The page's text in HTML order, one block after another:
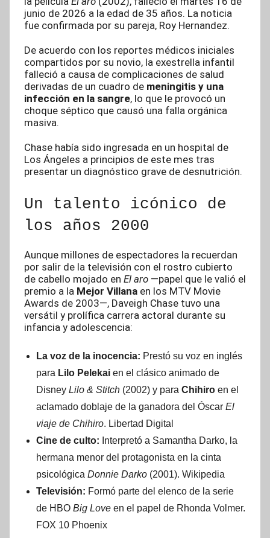
junio de 2026 a la edad de 35 años. La noticia
fue confirmada por su pareja, Roy Hernandez.
De acuerdo con los reportes médicos iniciales
compartidos por su novio, la exestrella infantil
falleció a causa de complicaciones de salud
derivadas de un cuadro de meningitis y una
infección en la sangre, lo que le provocó un
choque séptico que causó una falla orgánica
masiva.
Chase había sido ingresada en un hospital de
Los Ángeles a principios de este mes tras
presentar un diagnóstico grave de desnutrición.
Un talento icónico de
los años 2000
Aunque millones de espectadores la recuerdan
por salir de la televisión con el rostro cubierto
de cabello mojado en El aro —papel que le valió el
premio a la Mejor Villana en los MTV Movie
Awards de 2003—, Daveigh Chase tuvo una
versátil y prolífica carrera actoral durante su
infancia y adolescencia:
La voz de la inocencia: Prestó su voz en inglés
para Lilo Pelekai en el clásico animado de
Disney Lilo & Stitch (2002) y para Chihiro en el
aclamado doblaje de la ganadora del Óscar El
viaje de Chihiro. Libertad Digital
Cine de culto: Interpretó a Samantha Darko, la
hermana menor del protagonista en la cinta
psicológica Donnie Darko (2001). Wikipedia
Televisión: Formó parte del elenco de la serie
de HBO Big Love en el papel de Rhonda Volmer.
FOX 10 Phoenix